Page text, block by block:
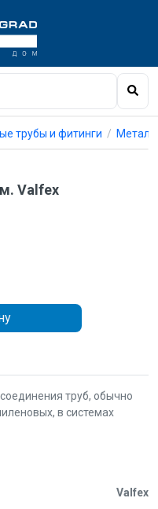
трубы и фитинги
Valfex
труб, обычно
в системах
Valfex